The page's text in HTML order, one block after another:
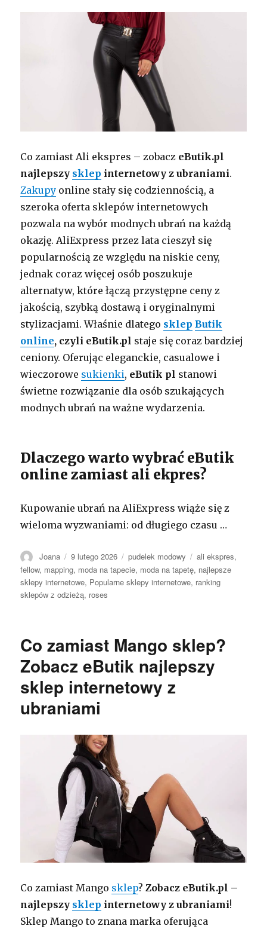
Co zamiast Ali ekspres – zobacz eButik.pl
najlepszy sklep internetowy z ubraniami.
Zakupy online stały się codziennością, a
szeroka oferta sklepów internetowych
pozwala na wybór modnych ubrań na każdą
okazję. AliExpress przez lata cieszył się
popularnością ze względu na niskie ceny,
jednak coraz więcej osób poszukuje
alternatyw, które łączą przystępne ceny z
jakością, szybką dostawą i oryginalnymi
stylizacjami. Właśnie dlatego sklep Butik
online, czyli eButik.pl staje się coraz bardziej
ceniony. Oferując eleganckie, casualowe i
wieczorowe sukienki, eButik pl stanowi
świetne rozwiązanie dla osób szukających
modnych ubrań na ważne wydarzenia.
Dlaczego warto wybrać eButik
online zamiast ali ekpres?
Kupowanie ubrań na AliExpress wiąże się z
wieloma wyzwaniami: od długiego czasu …
Autor
Joana Opublikowano
9 lutego 2026 Kategorie
pudelek modowy Tagi
ali ekspres,
fellow, mapping, moda na tapecie, moda na tapetę, najlepsze
sklepy internetowe, Popularne sklepy internetowe, ranking
sklepów z odzieżą, roses
Co zamiast Mango sklep?
Zobacz eButik najlepszy
sklep internetowy z
ubraniami
Co zamiast Mango sklep?Zobacz eButik.pl –
najlepszy sklep internetowy z ubraniami!
Sklep Mango to znana marka oferująca